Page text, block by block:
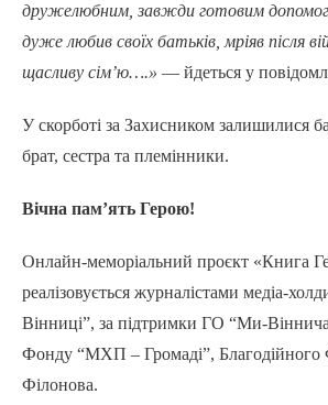
дружелюбним, завжди готовим
дуже любив своїх батьків, мріяв після
щасливу сім’ю….» — йдеться у
У скорботі за Захисником залишилися
брат, сестра та племінники.
Вічна пам’ять Герою!
Онлайн-меморіальний проєкт «Книга
реалізовується журналістами медіа-
Вінниці”, за підтримки ГО “Ми-
Фонду “МХП – Громаді”,
Філонова.